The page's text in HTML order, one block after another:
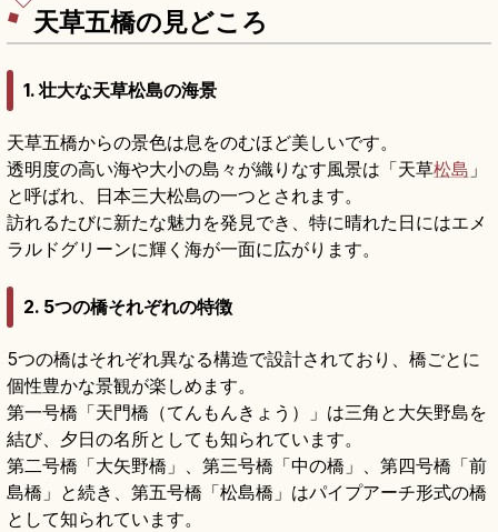
天草五橋の見どころ
1. 壮大な天草松島の海景
天草五橋からの景色は息をのむほど美しいです。
透明度の高い海や大小の島々が織りなす風景は「天草松島 」
と呼ばれ、日本三大松島の一つとされます。
訪れるたびに新たな魅力を発見でき、特に晴れた日にはエメ
ラルドグリーンに輝く海が一面に広がります。
2. 5つの橋それぞれの特徴
5つの橋はそれぞれ異なる構造で設計されており、橋ごとに
個性豊かな景観が楽しめます。
第一号橋「天門橋（てんもんきょう）」は三角と大矢野島を
結び、夕日の名所としても知られています。
第二号橋「大矢野橋」、第三号橋「中の橋」、第四号橋「前
島橋」と続き、第五号橋「松島橋」はパイプアーチ形式の橋
として知られています。